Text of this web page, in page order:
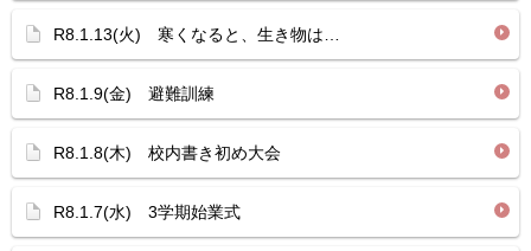
R8.1.13(火) 寒くなると、生き物は…
R8.1.9(金) 避難訓練
R8.1.8(木) 校内書き初め大会
R8.1.7(水) 3学期始業式